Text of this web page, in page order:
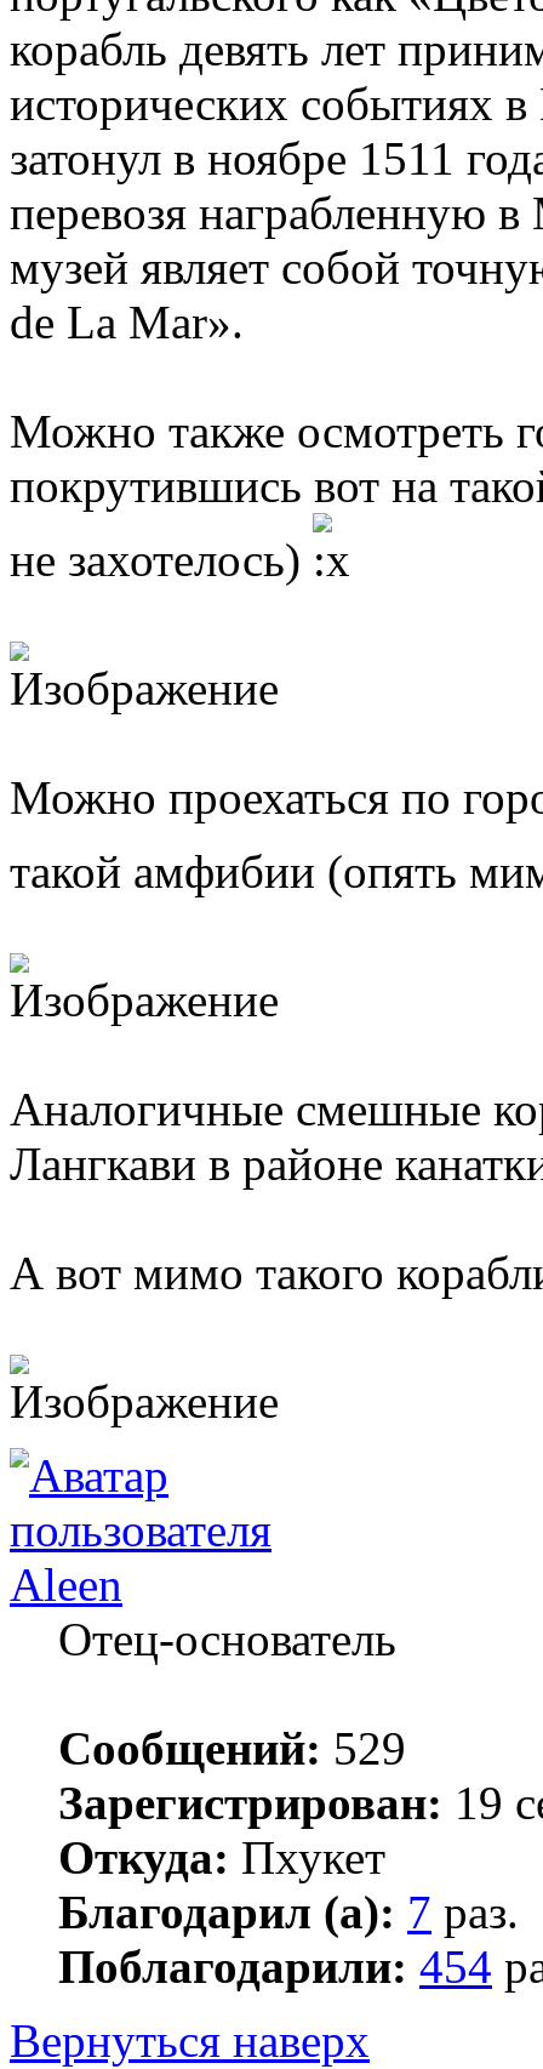
корабль девять лет
исторических событиях
затонул в ноябре 1511
перевозя награбленную
музей являет собой
de La Mar».
Можно также осмотреть
покрутившись вот на
не захотелось)
Можно проехаться по
такой амфибии (опять
Аналогичные смешные
Лангкави в районе
А вот мимо такого
Aleen
Отец-основатель
Сообщений: 529
Зарегистрирован: 19
Откуда: Пхукет
Благодарил (а): 7 раз.
Поблагодарили: 454
Вернуться наверх